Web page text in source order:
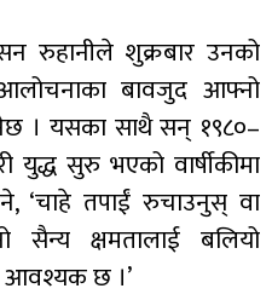
रुहानीले शुक्रबार उनको
बावजुद आफ्नो
। यसका साथै सन् १९८०–
युद्ध सुरु भएको वार्षीकीमा
‘चाहे तपाईं रुचाउनुस् वा
क्षमतालाई बलियो
आवश्यक छ ।’